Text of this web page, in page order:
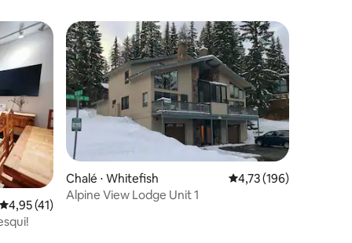
4,95 de uma avaliação média de 5, 41 avaliações
4,95 (41)
Chalé ⋅ Whitefish 4,73 de uma avaliação
4,73 (196)
Alpine View Lodge Unit 1